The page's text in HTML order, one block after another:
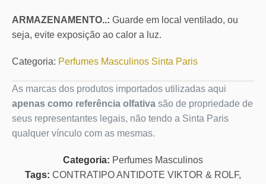
ARMAZENAMENTO..: Guarde em local ventilado, ou
seja, evite exposição ao calor a luz.
Categoria: Perfumes Masculinos Sinta Paris
As marcas dos produtos importados utilizadas aqui
apenas como referência olfativa são de propriedade de
seus representantes legais, não tendo a Sinta Paris
qualquer vínculo com as mesmas.
Categoria: Perfumes Masculinos
Tags: CONTRATIPO ANTIDOTE VIKTOR & ROLF,